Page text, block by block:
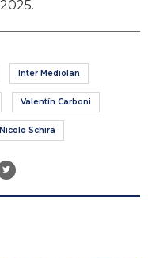
Inter Mediolan
Valentín Carboni
Nicolo Schira